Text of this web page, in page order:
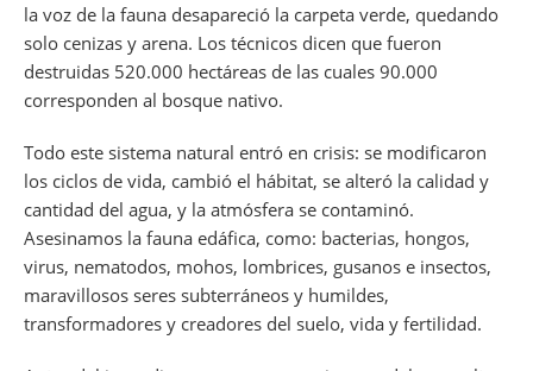
la voz de la fauna desapareció la carpeta verde, quedando
solo cenizas y arena. Los técnicos dicen que fueron
destruidas 520.000 hectáreas de las cuales 90.000
corresponden al bosque nativo.
Todo este sistema natural entró en crisis: se modificaron
los ciclos de vida, cambió el hábitat, se alteró la calidad y
cantidad del agua, y la atmósfera se contaminó.
Asesinamos la fauna edáfica, como: bacterias, hongos,
virus, nematodos, mohos, lombrices, gusanos e insectos,
maravillosos seres subterráneos y humildes,
transformadores y creadores del suelo, vida y fertilidad.